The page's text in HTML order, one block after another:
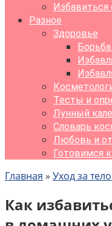
Избавиться
Разное
Здоровье
Тесты и
Лунный
Словарь
Любовь и
Готовимся
Главная » Уход за
Как